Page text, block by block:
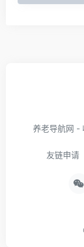
养老导航网 -
友链申请